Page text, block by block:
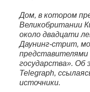
Дом, в котором
Великобритании
около двадцати
Даунинг-стрит,
представителями
государства».
Telegraph,
источники.